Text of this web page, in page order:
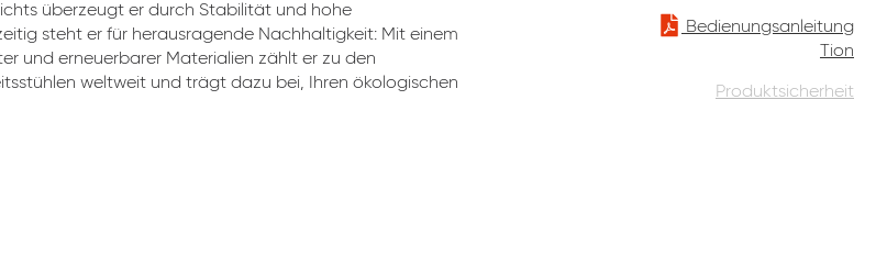
überzeugt er durch Stabilität und hohe
steht er für herausragende Nachhaltigkeit: Mit einem
und erneuerbarer Materialien zählt er zu den
weltweit und trägt dazu bei, Ihren ökologischen
Bedienungsanleitung
Tion
Produktsicherheit